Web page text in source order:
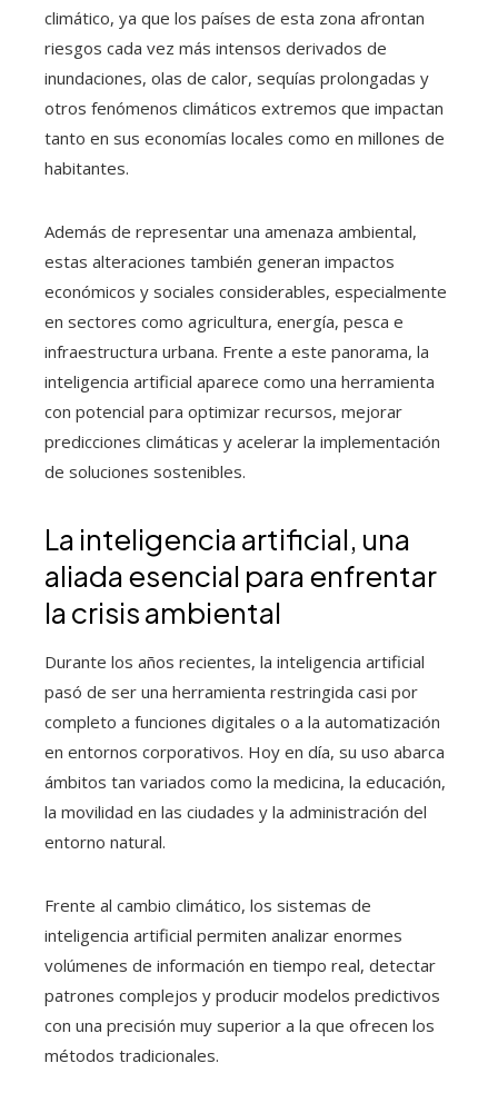
climático, ya que los países de esta zona afrontan
riesgos cada vez más intensos derivados de
inundaciones, olas de calor, sequías prolongadas y
otros fenómenos climáticos extremos que impactan
tanto en sus economías locales como en millones de
habitantes.
Además de representar una amenaza ambiental,
estas alteraciones también generan impactos
económicos y sociales considerables, especialmente
en sectores como agricultura, energía, pesca e
infraestructura urbana. Frente a este panorama, la
inteligencia artificial aparece como una herramienta
con potencial para optimizar recursos, mejorar
predicciones climáticas y acelerar la implementación
de soluciones sostenibles.
La inteligencia artificial, una
aliada esencial para enfrentar
la crisis ambiental
Durante los años recientes, la inteligencia artificial
pasó de ser una herramienta restringida casi por
completo a funciones digitales o a la automatización
en entornos corporativos. Hoy en día, su uso abarca
ámbitos tan variados como la medicina, la educación,
la movilidad en las ciudades y la administración del
entorno natural.
Frente al cambio climático, los sistemas de
inteligencia artificial permiten analizar enormes
volúmenes de información en tiempo real, detectar
patrones complejos y producir modelos predictivos
con una precisión muy superior a la que ofrecen los
métodos tradicionales.